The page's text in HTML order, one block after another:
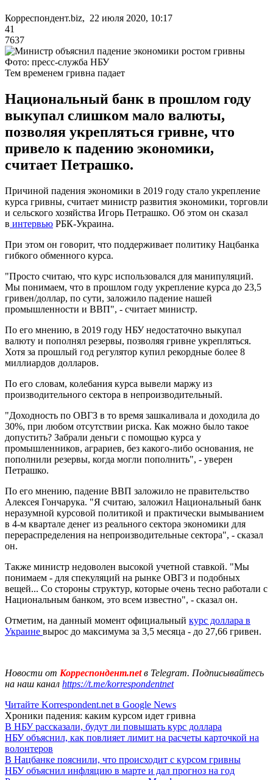
Корреспондент.biz, 22 июля 2020, 10:17
41
7637
Фото: пресс-служба НБУ
Тем временем гривна падает
Национальный банк в прошлом году
выкупал слишком мало валюты,
позволяя укрепляться гривне, что
привело к падению экономики,
считает Петрашко.
Причиной падения экономики в 2019 году стало укрепление
курса гривны, считает министр развития экономики, торговли
и сельского хозяйства Игорь Петрашко. Об этом он сказал
в интервью РБК-Украина.
При этом он говорит, что поддерживает политику Нацбанка
гибкого обменного курса.
"Просто считаю, что курс использовался для манипуляций.
Мы понимаем, что в прошлом году укрепление курса до 23,5
гривен/доллар, по сути, заложило падение нашей
промышленности и ВВП", - считает министр.
По его мнению, в 2019 году НБУ недостаточно выкупал
валюту и пополнял резервы, позволяя гривне укрепляться.
Хотя за прошлый год регулятор купил рекордные более 8
миллиардов долларов.
По его словам, колебания курса вывели маржу из
производительного сектора в непроизводительный.
"Доходность по ОВГЗ в то время зашкаливала и доходила до
30%, при любом отсутствии риска. Как можно было такое
допустить? Забрали деньги с помощью курса у
промышленников, аграриев, без какого-либо основания, не
пополнили резервы, когда могли пополнить", - уверен
Петрашко.
По его мнению, падение ВВП заложило не правительство
Алексея Гончарука. "Я считаю, заложил Национальный банк
неразумной курсовой политикой и практически вымыванием
в 4-м квартале денег из реального сектора экономики для
перераспределения на непроизводительные сектора", - сказал
он.
Также министр недоволен высокой учетной ставкой. "Мы
понимаем - для спекуляций на рынке ОВГЗ и подобных
вещей... Со стороны структур, которые очень тесно работали с
Национальным банком, это всем известно", - сказал он.
Отметим, на данный момент официальный курс доллара в
Украине вырос до максимума за 3,5 месяца - до 27,66 гривен.
Новости от Корреспондент.netв Telegram. Подписывайтесь
на наш канал https://t.me/korrespondentnet
Читайте Korrespondent.net в Google News
Хроники падения: каким курсом идет гривна
В НБУ рассказали, будут ли повышать курс доллара
НБУ объяснил, как повлияет лимит на расчеты карточкой на
волонтеров
В Нацбанке пояснили, что происходит с курсом гривны
НБУ объяснил инфляцию в марте и дал прогноз на год